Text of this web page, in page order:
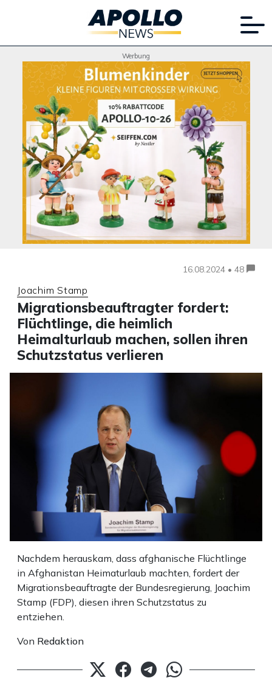
Werbung
16.08.2024 • 48
Joachim Stamp
Migrationsbeauftragter fordert:
Flüchtlinge, die heimlich
Heimalturlaub machen, sollen ihren
Schutzstatus verlieren
Nachdem herauskam, dass afghanische Flüchtlinge
in Afghanistan Heimaturlaub machten, fordert der
Migrationsbeauftragte der Bundesregierung, Joachim
Stamp (FDP), diesen ihren Schutzstatus zu
entziehen.
Von Redaktion